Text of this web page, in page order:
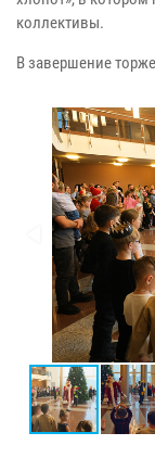
коллективы.
В завершение